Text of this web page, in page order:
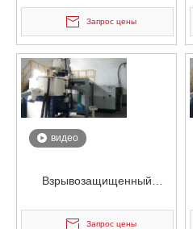
высокоскоростной
смеситель для склеивания
Запрос цены
видео
Взрывозащищенный
высокоскоростной
Запрос цены